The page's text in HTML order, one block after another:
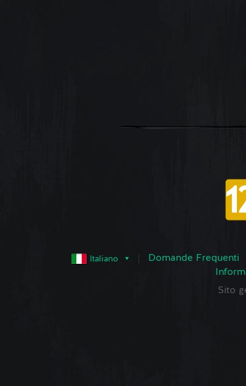
Italiano Domande Frequenti
Sito